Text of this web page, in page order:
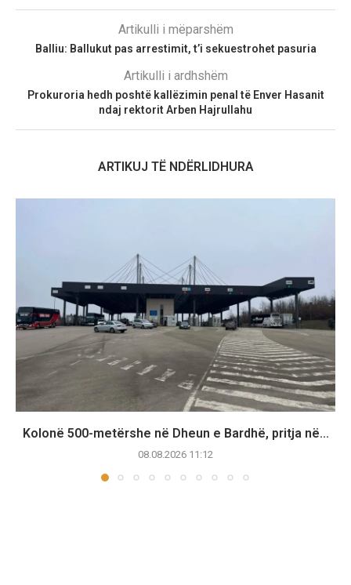
Artikulli i mëparshëm
Balliu: Ballukut pas arrestimit, t’i sekuestrohet pasuria
Artikulli i ardhshëm
Prokuroria hedh poshtë kallëzimin penal të Enver Hasanit
ndaj rektorit Arben Hajrullahu
ARTIKUJ TË NDËRLIDHURA
Kolonë 500-metërshe në Dheun e Bardhë, pritja në...
08.08.2026 11:12